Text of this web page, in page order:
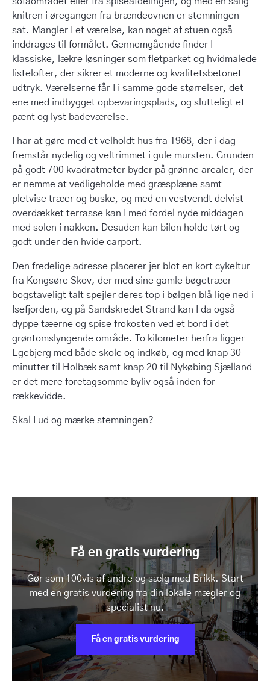
knitren i øregangen fra brændeovnen er stemningen
sat. Mangler I et værelse, kan noget af stuen også
inddrages til formålet. Gennemgående finder I
klassiske, lækre løsninger som fletparket og hvidmalede
listelofter, der sikrer et moderne og kvalitetsbetonet
udtryk. Værelserne får I i samme gode størrelser, det
ene med indbygget opbevaringsplads, og slutteligt et
pænt og lyst badeværelse.
I har at gøre med et velholdt hus fra 1968, der i dag
fremstår nydelig og veltrimmet i gule mursten. Grunden
på godt 700 kvadratmeter byder på grønne arealer, der
er nemme at vedligeholde med græsplæne samt
pletvise træer og buske, og med en vestvendt delvist
overdækket terrasse kan I med fordel nyde middagen
med solen i nakken. Desuden kan bilen holde tørt og
godt under den hvide carport.
Den fredelige adresse placerer jer blot en kort cykeltur
fra Kongsøre Skov, der med sine gamle bøgetræer
bogstaveligt talt spejler deres top i bølgen blå lige ned i
Isefjorden, og på Sandskredet Strand kan I da også
dyppe tæerne og spise frokosten ved et bord i det
grøntomslyngende område. To kilometer herfra ligger
Egebjerg med både skole og indkøb, og med knap 30
minutter til Holbæk samt knap 20 til Nykøbing Sjælland
er det mere foretagsomme byliv også inden for
rækkevidde.
Skal I ud og mærke stemningen?
Få en gratis vurdering
Gør som 100vis af andre og sælg med Brikk. Start
med en gratis vurdering fra din lokale mægler og
specialist nu.
Få en gratis vurdering